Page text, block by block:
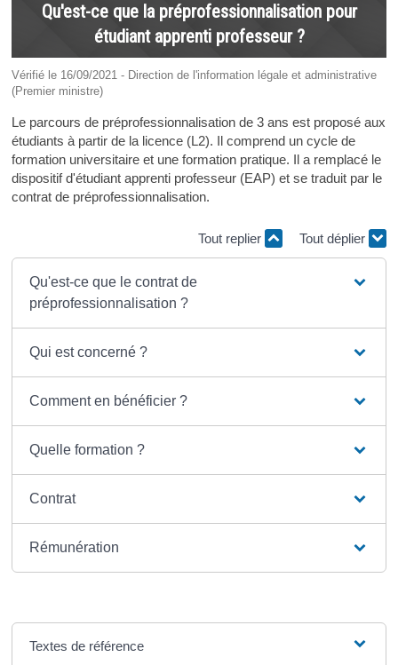
Qu'est-ce que la préprofessionnalisation pour
étudiant apprenti professeur ?
Vérifié le 16/09/2021 - Direction de l'information légale et administrative
(Premier ministre)
Le parcours de préprofessionnalisation de 3 ans est proposé aux
étudiants à partir de la licence (L2). Il comprend un cycle de
formation universitaire et une formation pratique. Il a remplacé le
dispositif d'étudiant apprenti professeur (EAP) et se traduit par le
contrat de préprofessionnalisation.
Tout replier Tout déplier
Qu'est-ce que le contrat de
préprofessionnalisation ?
Qui est concerné ?
Comment en bénéficier ?
Quelle formation ?
Contrat
Rémunération
Textes de référence